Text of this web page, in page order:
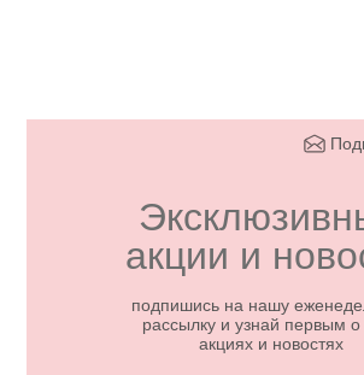
акции и
подпишись на нашу
рассылку и узнай первым о
акциях и новостях